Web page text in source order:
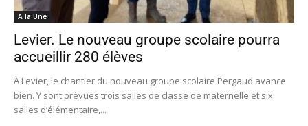
A la Une
Levier. Le nouveau groupe scolaire pourra
accueillir 280 élèves
À Levier, le chantier du nouveau groupe scolaire Pergaud avance
bien. Y sont prévues trois salles de classe de maternelle et six
salles d’élémentaire,...